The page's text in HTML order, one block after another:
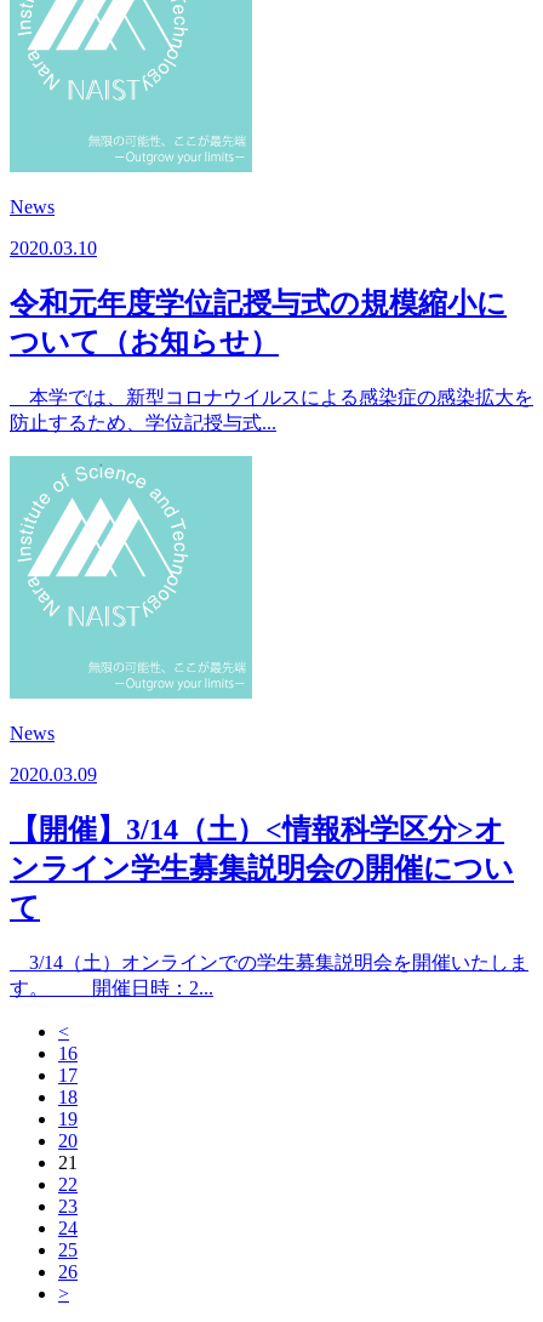
News
2020.03.10
令和元年度学位記授与式の規模縮小に
ついて（お知らせ）
本学では、新型コロナウイルスによる感染症の感染拡大を
防止するため、学位記授与式...
News
2020.03.09
【開催】3/14（土）<情報科学区分>オ
ンライン学生募集説明会の開催につい
て
3/14（土）オンラインでの学生募集説明会を開催いたしま
す。 開催日時：2...
<
16
17
18
19
20
21
22
23
24
25
26
>